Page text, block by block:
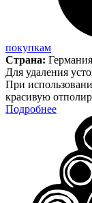
покупкам
Страна: Германия
Для удаления
При
красивую
Подробнее